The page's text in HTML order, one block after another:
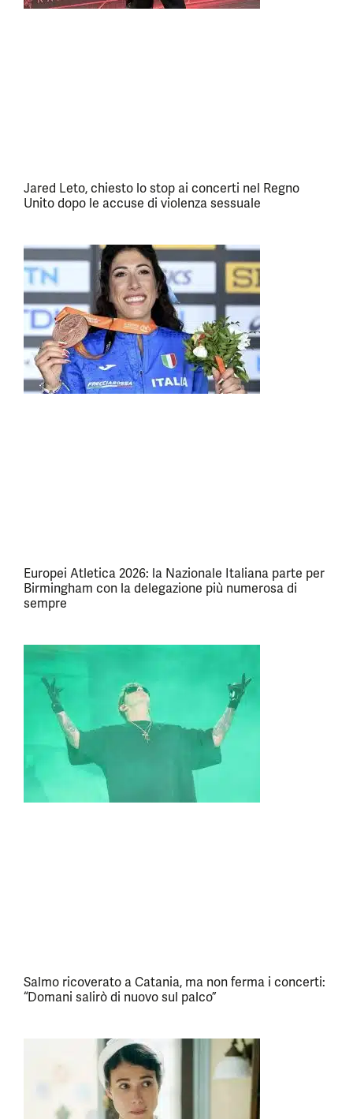
Jared Leto, chiesto lo stop ai concerti nel Regno
Unito dopo le accuse di violenza sessuale
Europei Atletica 2026: la Nazionale Italiana parte per
Birmingham con la delegazione più numerosa di
sempre
Salmo ricoverato a Catania, ma non ferma i concerti:
“Domani salirò di nuovo sul palco”